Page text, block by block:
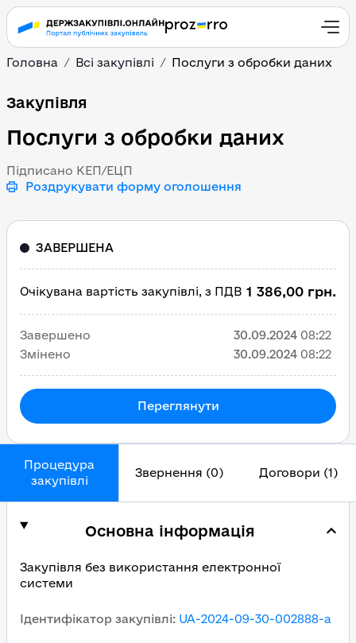
Головна Всі закупівлі Послуги з обробки даних
Послуги з обробки
Закупівля
Послуги з обробки даних
Підписано КЕП/ЕЦП
Роздрукувати форму оголошення
Процедура
закупівлі
Звернення (0) Договори (1)
Основна інформація
Закупівля без використання електронної
системи
Ідентифікатор закупівлі: UA-2024-09-30-002888-a
ЗАВЕРШЕНА
Очікувана вартість закупівлі, з ПДВ 1 386,00 грн.
Завершено 30.09.2024 08:22
Змінено
30.09.2024 08:22
Переглянути